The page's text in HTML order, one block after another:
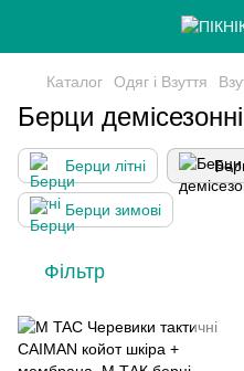
Каталог Одяг і Взуття
Берци демісезонні
Берци літні
Берци зимові
Фільтр